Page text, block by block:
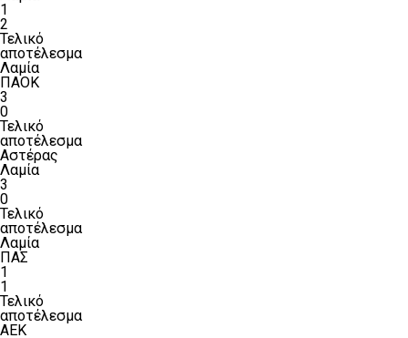
1
2
Τελικό
αποτέλεσμα
Λαμία
ΠΑΟΚ
3
0
Τελικό
αποτέλεσμα
Αστέρας
Λαμία
3
0
Τελικό
αποτέλεσμα
Λαμία
ΠΑΣ
1
1
Τελικό
αποτέλεσμα
ΑΕΚ